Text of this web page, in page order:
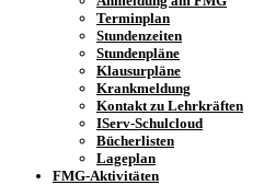
Terminplan
Stundenzeiten
Stundenpläne
Klausurpläne
Krankmeldung
Kontakt zu Lehrkräften
IServ-Schulcloud
Bücherlisten
Lageplan
FMG-Aktivitäten